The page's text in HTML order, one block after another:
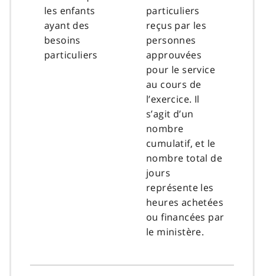
les enfants
ayant des
besoins
particuliers
particuliers
reçus par les
personnes
approuvées
pour le service
au cours de
l’exercice. Il
s’agit d’un
nombre
cumulatif, et le
nombre total de
jours
représente les
heures achetées
ou financées par
le ministère.